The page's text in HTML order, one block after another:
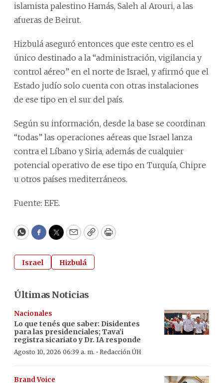
islamista palestino Hamás, Saleh al Arouri, a las
afueras de Beirut.
Hizbulá aseguró entonces que este centro es el
único destinado a la “administración, vigilancia y
control aéreo” en el norte de Israel, y afirmó que el
Estado judío solo cuenta con otras instalaciones
de ese tipo en el sur del país.
Según su información, desde la base se coordinan
“todas” las operaciones aéreas que Israel lanza
contra el Líbano y Siria, además de cualquier
potencial operativo de ese tipo en Turquía, Chipre
u otros países mediterráneos.
Fuente: EFE.
WhatsApp
Facebook
Twitter
EmailCopyPrint
Israel Hizbulá
Últimas Noticias
Nacionales
Lo que tenés que saber: Disidentes
para las presidenciales; Tava’i
registra sicariato y Dr. IA responde
Agosto 10, 2026 06:39 a. m. · Redacción ÚH
Brand Voice